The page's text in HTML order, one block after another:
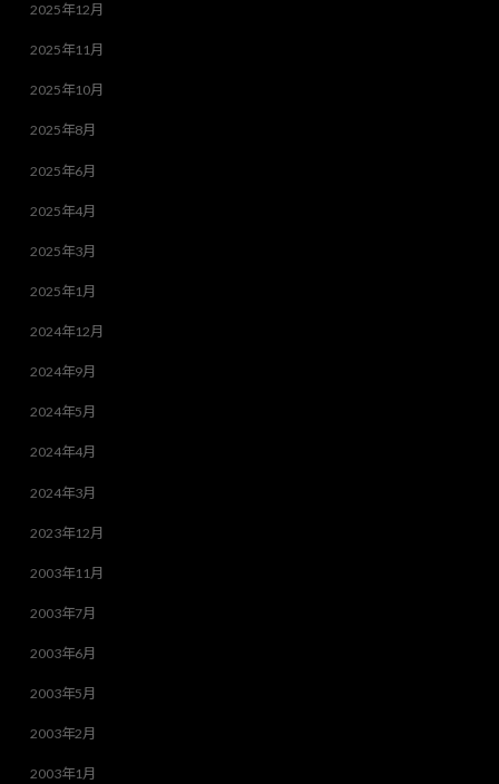
2025年12月
2025年11月
2025年10月
2025年8月
2025年6月
2025年4月
2025年3月
2025年1月
2024年12月
2024年9月
2024年5月
2024年4月
2024年3月
2023年12月
2003年11月
2003年7月
2003年6月
2003年5月
2003年2月
2003年1月